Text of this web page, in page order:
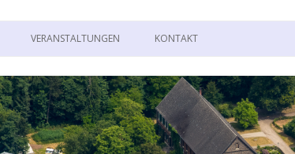
– FAST
VORGESCHICHTE
VERANSTALTUNGEN KONTAKT